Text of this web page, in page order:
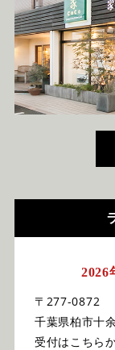
2026
〒277-0872
千葉県柏市十
受付はこちら